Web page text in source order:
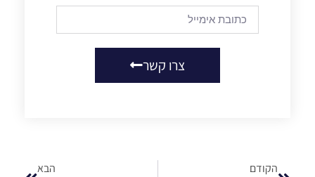
צרו קשר
הקודם הבא